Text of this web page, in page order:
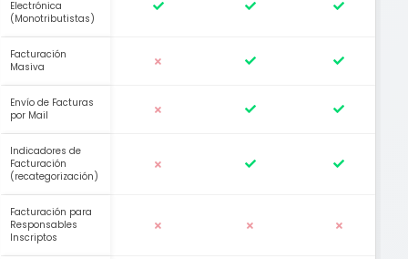
Electrónica
(Monotributistas)
Facturación
Masiva
Envío de Facturas
por Mail
Indicadores de
Facturación
(recategorización)
Facturación para
Responsables
Inscriptos